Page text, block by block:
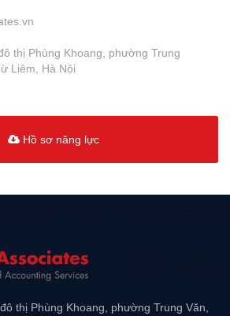
thị Phùng Khoang, phường Trung
Liêm, Hà Nội
Hồ sơ năng lực
thị Phùng Khoang, phường Trung Văn,